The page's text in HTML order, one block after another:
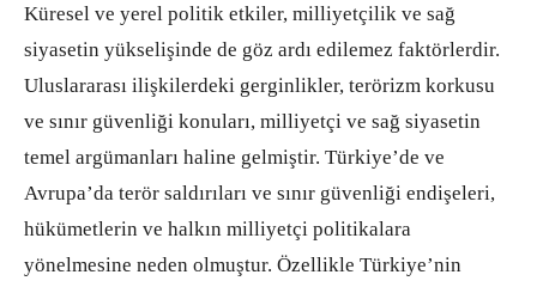
Küresel ve yerel politik etkiler, milliyetçilik ve sağ
siyasetin yükselişinde de göz ardı edilemez faktörlerdir.
Uluslararası ilişkilerdeki gerginlikler, terörizm korkusu
ve sınır güvenliği konuları, milliyetçi ve sağ siyasetin
temel argümanları haline gelmiştir. Türkiye’de ve
Avrupa’da terör saldırıları ve sınır güvenliği endişeleri,
hükümetlerin ve halkın milliyetçi politikalara
yönelmesine neden olmuştur. Özellikle Türkiye’nin